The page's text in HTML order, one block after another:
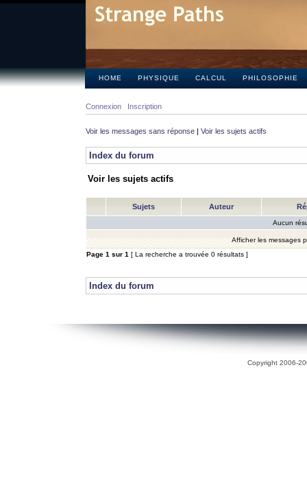
HOME PHYSIQUE CALCUL PHILOSOPHIE
Connexion Inscription
Voir les messages sans réponse | Voir les sujets actifs
Index du forum
Voir les sujets actifs
Sujets Auteur
Aucun
Afficher les messages
Page 1 sur 1 [ La recherche a trouvée 0 résultats ]
Index du forum
Copyright 2006-